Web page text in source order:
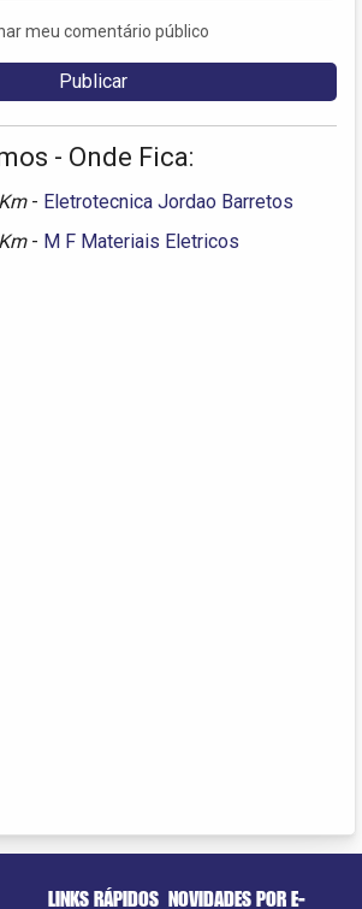
meu comentário público
- Onde Fica:
- Eletrotecnica Jordao Barretos
- M F Materiais Eletricos
LINKS RÁPIDOS NOVIDADES POR E-